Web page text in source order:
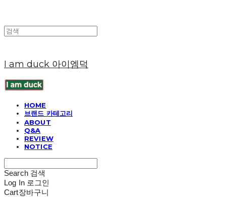
I am duck 아이엠덕
HOME
브랜드 카테고리
ABOUT
Q&A
REVIEW
NOTICE
Search 검색
Log In 로그인
Cart장바구니